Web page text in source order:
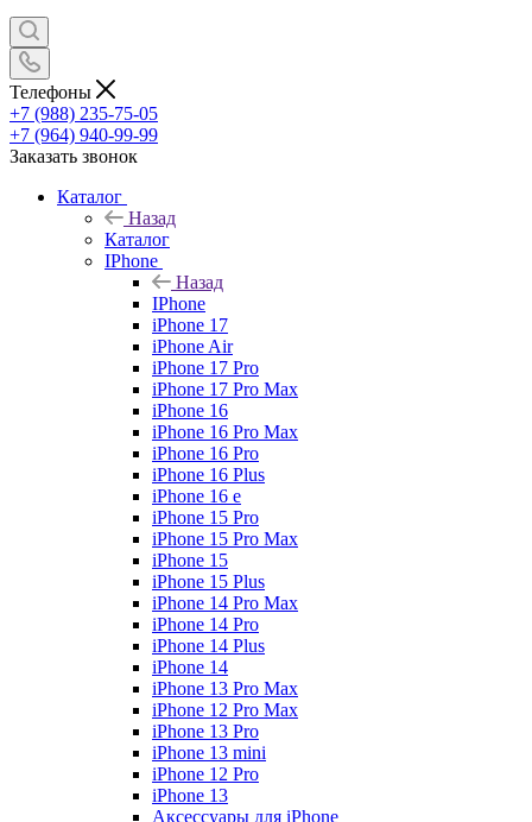
Телефоны
+7 (988) 235-75-05
+7 (964) 940-99-99
Заказать звонок
Каталог
Назад
Каталог
IPhone
Назад
IPhone
iPhone 17
iPhone Air
iPhone 17 Pro
iPhone 17 Pro Max
iPhone 16
iPhone 16 Pro Max
iPhone 16 Pro
iPhone 16 Plus
iPhone 16 e
iPhone 15 Pro
iPhone 15 Pro Max
iPhone 15
iPhone 15 Plus
iPhone 14 Pro Max
iPhone 14 Pro
iPhone 14 Plus
iPhone 14
iPhone 13 Pro Max
iPhone 12 Pro Max
iPhone 13 Pro
iPhone 13 mini
iPhone 12 Pro
iPhone 13
Аксессуары для iPhone